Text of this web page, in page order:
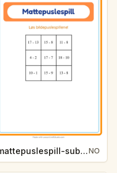
mattepuslespill-subtraksjon-yrker-e15fNO